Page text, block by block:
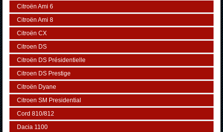
Citroën Ami 6
Citroën Ami 8
Citroën CX
Citroen DS
Citroën DS Présidentielle
Citroen DS Prestige
Citroën Dyane
Citroen SM Presidential
Cord 810/812
Dacia 1100